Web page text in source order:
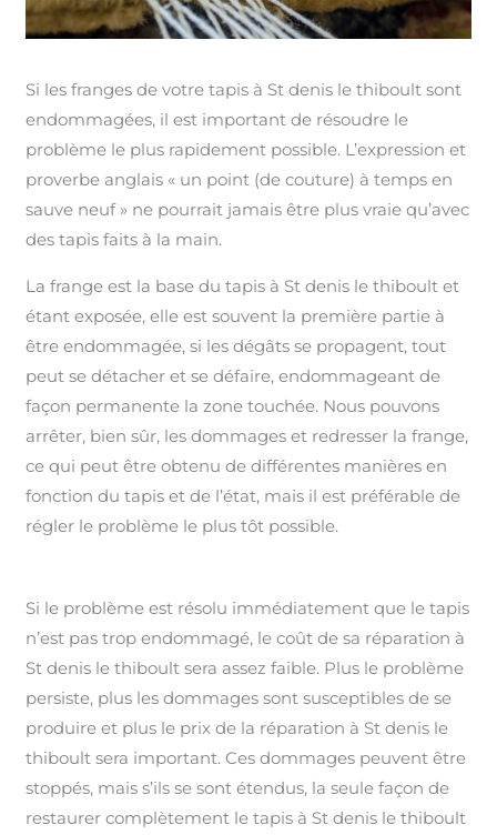
Si les franges de votre tapis à St denis le thiboult sont
endommagées, il est important de résoudre le
problème le plus rapidement possible. L’expression et
proverbe anglais « un point (de couture) à temps en
sauve neuf » ne pourrait jamais être plus vraie qu’avec
des tapis faits à la main.
La frange est la base du tapis à St denis le thiboult et
étant exposée, elle est souvent la première partie à
être endommagée, si les dégâts se propagent, tout
peut se détacher et se défaire, endommageant de
façon permanente la zone touchée. Nous pouvons
arrêter, bien sûr, les dommages et redresser la frange,
ce qui peut être obtenu de différentes manières en
fonction du tapis et de l’état, mais il est préférable de
régler le problème le plus tôt possible.
Si le problème est résolu immédiatement que le tapis
n’est pas trop endommagé, le coût de sa réparation à
St denis le thiboult sera assez faible. Plus le problème
persiste, plus les dommages sont susceptibles de se
produire et plus le prix de la réparation à St denis le
thiboult sera important. Ces dommages peuvent être
stoppés, mais s’ils se sont étendus, la seule façon de
restaurer complètement le tapis à St denis le thiboult